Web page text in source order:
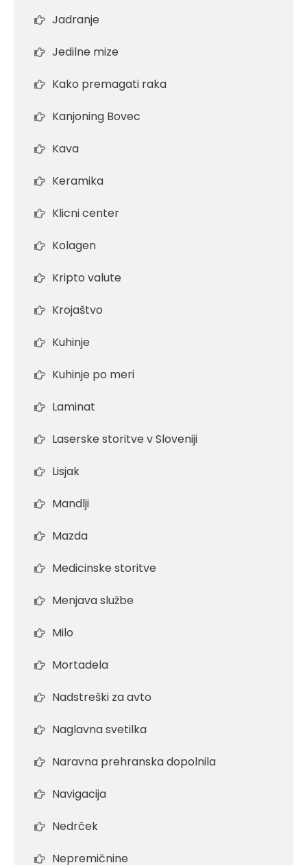
Jadranje
Jedilne mize
Kako premagati raka
Kanjoning Bovec
Kava
Keramika
Klicni center
Kolagen
Kripto valute
Krojaštvo
Kuhinje
Kuhinje po meri
Laminat
Laserske storitve v Sloveniji
Lisjak
Mandlji
Mazda
Medicinske storitve
Menjava službe
Milo
Mortadela
Nadstreški za avto
Naglavna svetilka
Naravna prehranska dopolnila
Navigacija
Nedrček
Nepremičnine